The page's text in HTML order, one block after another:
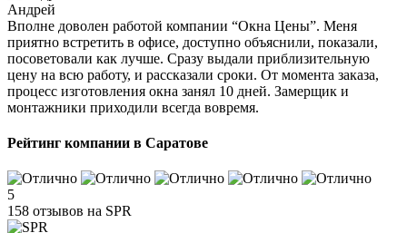
Андрей
Вполне доволен работой компании “Окна Цены”. Меня
приятно встретить в офисе, доступно объяснили, показали,
посоветовали как лучше. Сразу выдали приблизительную
цену на всю работу, и рассказали сроки. От момента заказа,
процесс изготовления окна занял 10 дней. Замерщик и
монтажники приходили всегда вовремя.
Рейтинг компании в Саратове
5
158 отзывов на SPR